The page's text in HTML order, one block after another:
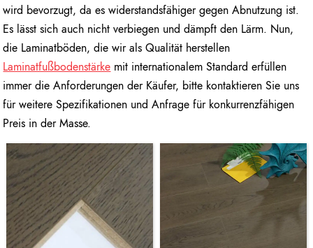
wird bevorzugt, da es widerstandsfähiger gegen Abnutzung ist.
Es lässt sich auch nicht verbiegen und dämpft den Lärm. Nun,
die Laminatböden, die wir als Qualität herstellen
Laminatfußbodenstärke mit internationalem Standard erfüllen
immer die Anforderungen der Käufer, bitte kontaktieren Sie uns
für weitere Spezifikationen und Anfrage für konkurrenzfähigen
Preis in der Masse.